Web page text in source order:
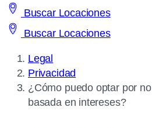
Buscar Locaciones
Buscar Locaciones
Legal
Privacidad
Current
page:
¿Cómo puedo optar por
basada en intereses?